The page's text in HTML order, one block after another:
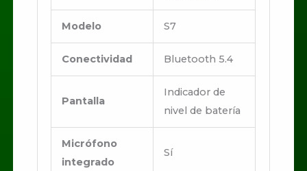
Modelo S7
Conectividad Bluetooth 5.4
Pantalla
Indicador de
nivel de batería
Micrófono
integrado
Sí